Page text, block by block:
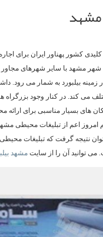
مشهد
کشور پهناور ایران برای
شهر مشهد با سایر شهرهای مجاور
بیلبورد به شمار می رود.
می کند. در کنار وجود
مکان های بسیار مناسبی برای
امروز اعم از تبلیغات محیطی
نتیجه گرفت که تبلیغات
توانید آن را از سایتمشهد